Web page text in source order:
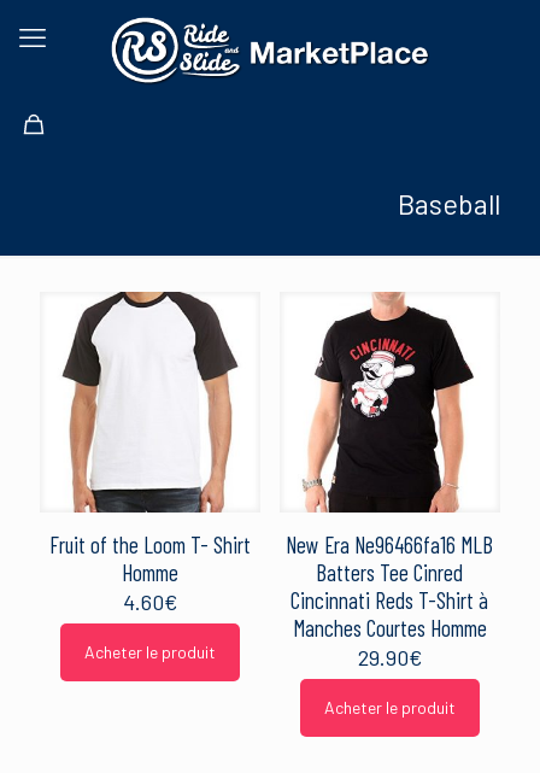
Baseball
Fruit of the Loom T- Shirt
Homme
4.60€
Acheter le produit
New Era Ne96466fa16 MLB
Batters Tee Cinred
Cincinnati Reds T-Shirt à
Manches Courtes Homme
29.90€
Acheter le produit